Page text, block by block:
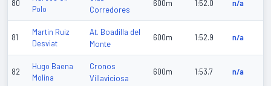
80
Polo
Corredores
600m 1:52.0 n/a
81
Martin Ruiz
Desviat
At. Boadilla del
Monte
600m 1:52.9 n/a
82
Hugo Baena
Molina
Cronos
Villaviciosa
600m 1:53.7 n/a